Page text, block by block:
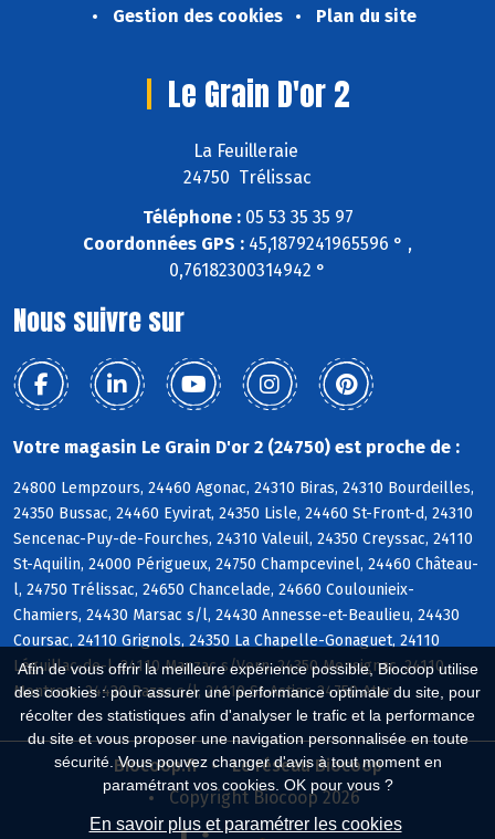
Afin de vous offrir la meilleure expérience possible, Biocoop utilise
des cookies : pour assurer une performance optimale du site, pour
récolter des statistiques afin d'analyser le trafic et la performance
du site et vous proposer une navigation personnalisée en toute
sécurité. Vous pouvez changer d'avis à tout moment en
paramétrant vos cookies. OK pour vous ?
En savoir plus et paramétrer les cookies
Gestion des cookies
Plan du site
Le Grain D'or 2
La Feuilleraie
24750 Trélissac
Téléphone :05 53 35 35 97
Coordonnées GPS : 45,1879241965596 ° ,
0,76182300314942 °
Nous suivre sur
Votre magasin Le Grain D'or 2 (24750) est proche de :
24800 Lempzours, 24460 Agonac, 24310 Biras, 24310 Bourdeilles,
24350 Bussac, 24460 Eyvirat, 24350 Lisle, 24460 St-Front-d, 24310
Sencenac-Puy-de-Fourches, 24310 Valeuil, 24350 Creyssac, 24110
St-Aquilin, 24000 Périgueux, 24750 Champcevinel, 24460 Château-
l, 24750 Trélissac, 24650 Chancelade, 24660 Coulounieix-
Chamiers, 24430 Marsac s/l, 24430 Annesse-et-Beaulieu, 24430
Coursac, 24110 Grignols, 24350 La Chapelle-Gonaguet, 24110
Léguillac-de-l, 24110 Manzac s/Vern, 24350 Mensignac, 24110
Montrem, 24430 Razac s/l, 24110 St-Astier, 24750 Atur
Biocoop.fr
Le réseau Biocoop
Copyright Biocoop 2026